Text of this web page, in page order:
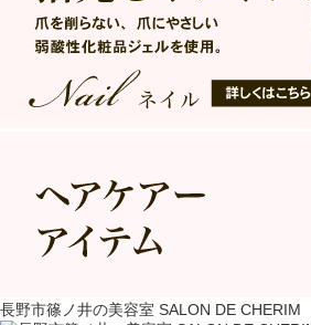
長野市篠ノ井の美容室 SALON DE CHERIM